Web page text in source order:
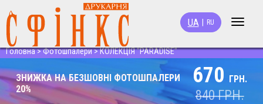
Toggle
UA RU
Головна>Фотошпалери>КОЛЕКЦІЯ "PARADISE"
ЗНИЖКА НА БЕЗШОВНІ ФОТОШПАЛЕРИ
20%
670 ГРН.
840ГРН.